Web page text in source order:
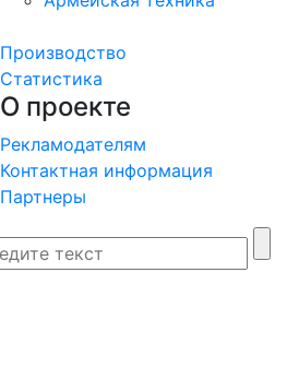
Производство
Статистика
О проекте
Рекламодателям
Контактная информация
Партнеры